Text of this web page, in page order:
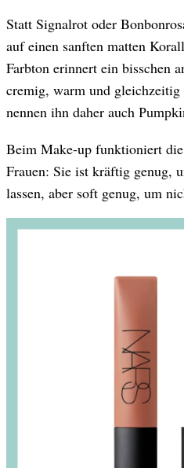
Statt Signalrot oder
auf einen sanften matten
Farbton erinnert ein bisschen
cremig, warm und
nennen ihn daher auch
Beim Make-up funktioniert
Frauen: Sie ist kräftig genug,
lassen, aber soft genug, um